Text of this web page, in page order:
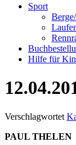
Sport
Hilfe für
Verschlagwortet
PAUL THELEN